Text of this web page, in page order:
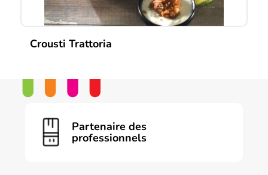
Crousti Trattoria
Partenaire des
professionnels